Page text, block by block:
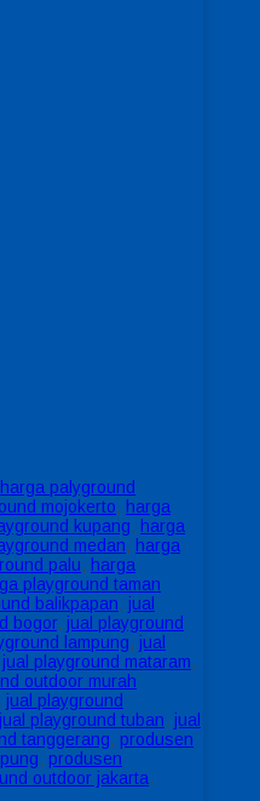
harga palyground
mojokerto, harga
kupang, harga
medan, harga
palu, harga
playground taman
balikpapan, jual
bogor, jual playground
lampung, jual
jual playground mataram,
outdoor murah
jual playground
jual playground tuban, jual
tanggerang, produsen
, produsen
outdoor jakarta,